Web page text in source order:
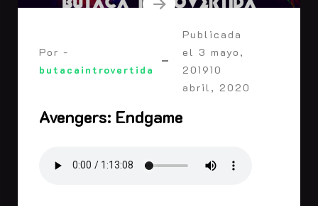
Por -
butacaintrovertida
Publicada
el 3 mayo,
201910
abril, 2020
Avengers: Endgame